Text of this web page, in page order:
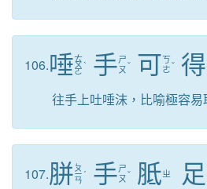
106.唾ㄊ
ㄨ
ㄛ
ˋ 手ㄕ
ㄡˇ 可ㄎ
ㄜˇ 得
往手上吐唾沫，比喻極容易
107.胼 ㄆ
ㄧ
ㄢ
ˊ 手ㄕ
ㄡˇ 胝ㄓ 足